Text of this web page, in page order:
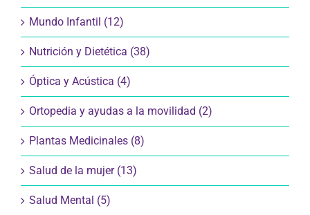
Mundo Infantil (12)
Nutrición y Dietética (38)
Óptica y Acústica (4)
Ortopedia y ayudas a la movilidad (2)
Plantas Medicinales (8)
Salud de la mujer (13)
Salud Mental (5)